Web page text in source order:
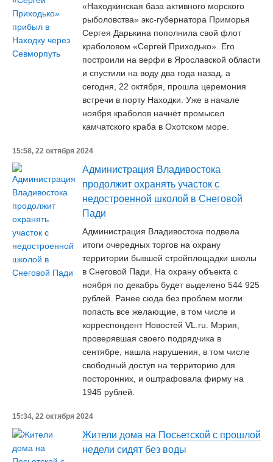
«Находкинская база активного морского
рыболовства» экс-губернатора Приморья
Сергея Дарькина пополнила свой флот
краболовом «Сергей Приходько». Его
построили на верфи в Ярославской области
и спустили на воду два года назад, а
сегодня, 22 октября, прошла церемония
встречи в порту Находки. Уже в начале
ноября краболов начнёт промысел
камчатского краба в Охотском море.
15:58, 22 октября 2024
Администрация Владивостока
продолжит охранять участок с
недостроенной школой в Снеговой
Пади
Администрация Владивостока подвела
итоги очередных торгов на охрану
территории бывшей стройплощадки школы
в Снеговой Пади. На охрану объекта с
ноября по декабрь будет выделено 544 925
рублей. Ранее сюда без проблем могли
попасть все желающие, в том числе и
корреспондент Новостей VL.ru. Мэрия,
проверявшая своего подрядчика в
сентябре, нашла нарушения, в том числе
свободный доступ на территорию для
посторонних, и оштрафовала фирму на
1945 рублей.
15:34, 22 октября 2024
Жители дома на Посьетской с прошлой
недели сидят без воды